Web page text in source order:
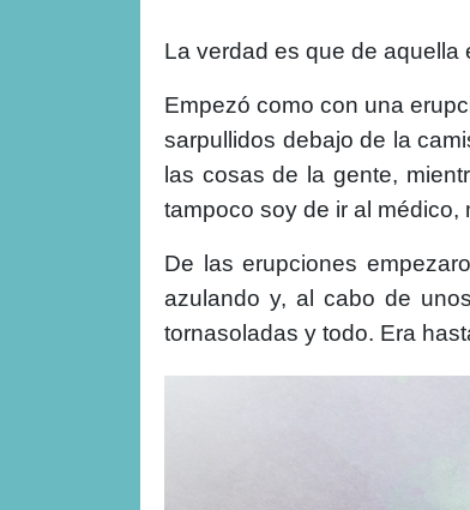
La verdad es que de aquella
Empezó como con una
sarpullidos debajo de la
las cosas de la gente,
tampoco soy de ir al médico,
De las erupciones
azulando y, al cabo de
tornasoladas y todo. Era